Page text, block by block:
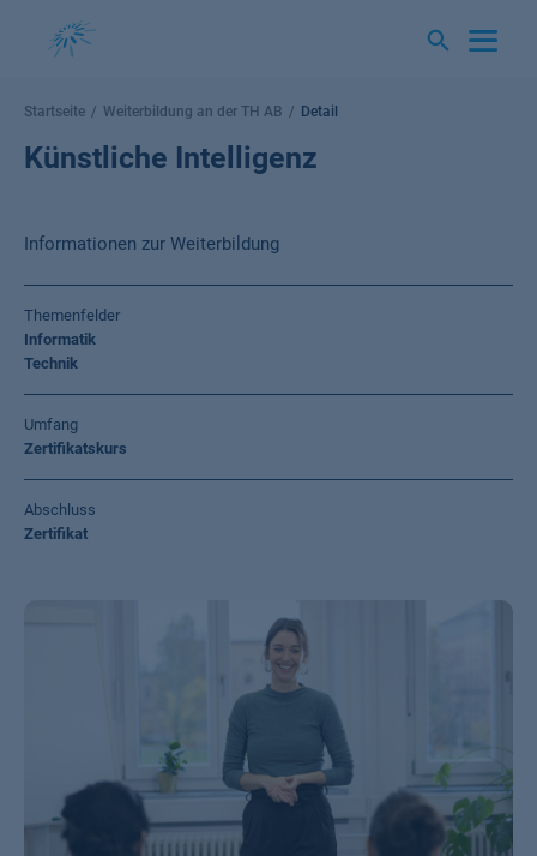
Startseite Weiterbildung an der TH AB Detail
Künstliche Intelligenz
Informationen zur Weiterbildung
Themenfelder
Informatik
Technik
Umfang
Zertifikatskurs
Abschluss
Zertifikat